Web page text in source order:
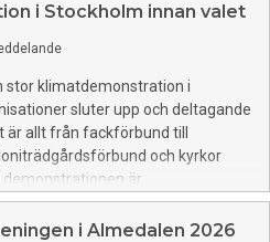
i Stockholm innan valet
stor klimatdemonstration i
sluter upp och deltagande
allt från fackförbund till
och kyrkor
är
med Rebellmammorna,
Desk. i Almedalen 2026